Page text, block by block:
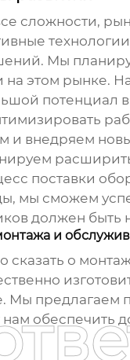
сложности,
Мы
этом рынке.
потенциал в
и внедряем
поставки
мы сможем
должен быть
и
сказать о
Мы предлагаем
нам обеспечить